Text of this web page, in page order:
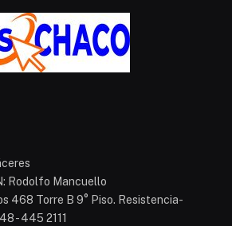
Rodolfo Mancuello
468 Torre B 9° Piso. Resistencia-
- 445 2111